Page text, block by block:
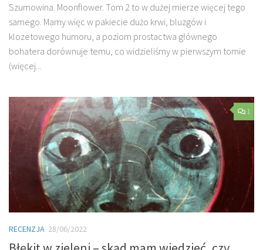
Szumowina. Moonflower. Tom 2 to w dużej mierze więcej tego
samego. Mamy więc w pakiecie dużo krwi, bluzgów i
klozetowego humoru, a poziom prostactwa głównego
bohatera dorównuje temu, co widzieliśmy w pierwszym tomie
(więcej...
1
RECENZJA 28/06/2022